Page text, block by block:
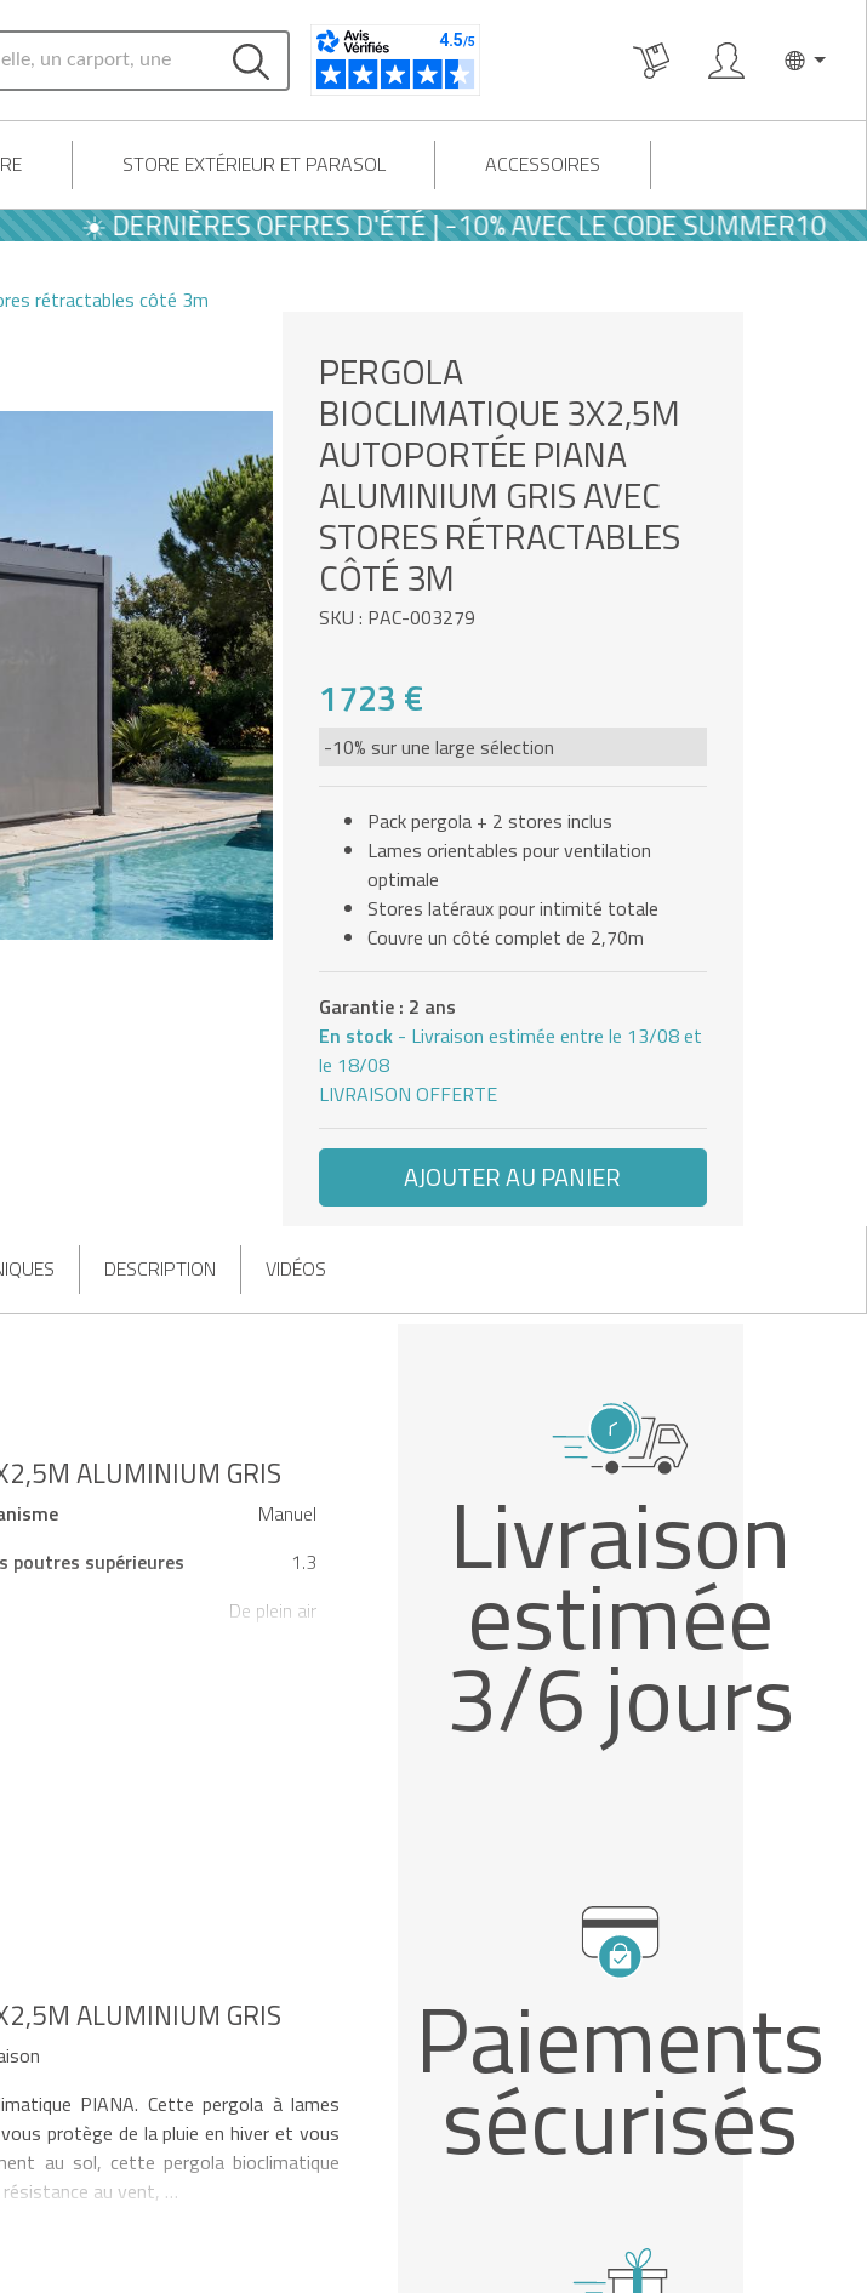
STORE EXTÉRIEUR ET PARASOL ACCESSOIRES
☀️ DERNIÈRES OFFRES D'ÉTÉ | -10% AVEC LE CODE SUMMER10
rétractables côté 3m
PERGOLA
BIOCLIMATIQUE 3X2,5M
AUTOPORTÉE PIANA
ALUMINIUM GRIS AVEC
STORES RÉTRACTABLES
CÔTÉ 3M
SKU : PAC-003279
1723 €
-10% sur une large sélection
Pack pergola + 2 stores inclus
Lames orientables pour ventilation
optimale
Stores latéraux pour intimité totale
Couvre un côté complet de 2,70m
Garantie : 2 ans
En stock - Livraison estimée entre le 13/08 et
le 18/08
LIVRAISON OFFERTE
AJOUTER AU PANIER
DESCRIPTION VIDÉOS
ALUMINIUM GRIS
Manuel
poutres supérieures
1.3
De plein air
ALUMINIUM GRIS
PIANA. Cette pergola à lames
protège de la pluie en hiver et vous
au sol, cette pergola bioclimatique
au vent, …
Livraison
estimée
3/6 jours
Paiements
sécurisés